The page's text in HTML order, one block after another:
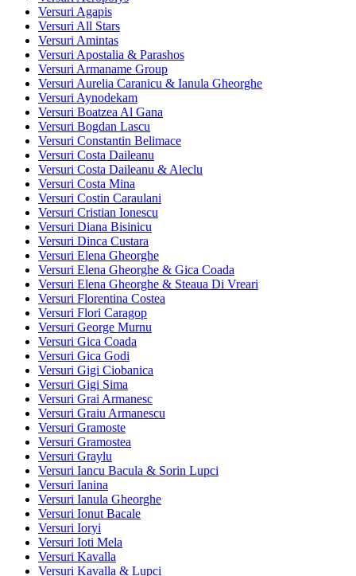
Versuri Agapis
Versuri All Stars
Versuri Amintas
Versuri Apostalia & Parashos
Versuri Armaname Group
Versuri Aurelia Caranicu & Ianula Gheorghe
Versuri Aynodekam
Versuri Boatzea Al Gana
Versuri Bogdan Lascu
Versuri Constantin Belimace
Versuri Costa Daileanu
Versuri Costa Daileanu & Aleclu
Versuri Costa Mina
Versuri Costin Caraulani
Versuri Cristian Ionescu
Versuri Diana Bisinicu
Versuri Dinca Custara
Versuri Elena Gheorghe
Versuri Elena Gheorghe & Gica Coada
Versuri Elena Gheorghe & Steaua Di Vreari
Versuri Florentina Costea
Versuri Flori Caragop
Versuri George Murnu
Versuri Gica Coada
Versuri Gica Godi
Versuri Gigi Ciobanica
Versuri Gigi Sima
Versuri Grai Armanesc
Versuri Graiu Armanescu
Versuri Gramoste
Versuri Gramostea
Versuri Graylu
Versuri Iancu Bacula & Sorin Lupci
Versuri Ianina
Versuri Ianula Gheorghe
Versuri Ionut Bacale
Versuri Ioryi
Versuri Ioti Mela
Versuri Kavalla
Versuri Kavalla & Lupci